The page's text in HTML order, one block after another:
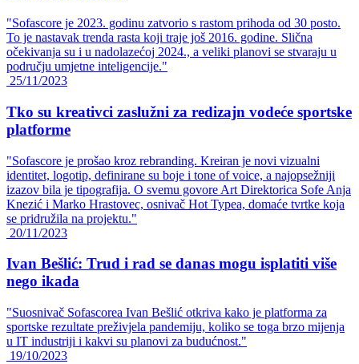
"Sofascore je 2023. godinu zatvorio s rastom prihoda od 30 posto.
To je nastavak trenda rasta koji traje još 2016. godine. Slična
očekivanja su i u nadolazećoj 2024., a veliki planovi se stvaraju u
području umjetne inteligencije."
25/11/2023
Tko su kreativci zaslužni za redizajn vodeće sportske
platforme
"Sofascore je prošao kroz rebranding. Kreiran je novi vizualni
identitet, logotip, definirane su boje i tone of voice, a najopsežniji
izazov bila je tipografija. O svemu govore Art Direktorica Sofe Anja
Knezić i Marko Hrastovec, osnivač Hot Typea, domaće tvrtke koja
se pridružila na projektu."
20/11/2023
Ivan Bešlić: Trud i rad se danas mogu isplatiti više
nego ikada
"Suosnivač Sofascorea Ivan Bešlić otkriva kako je platforma za
sportske rezultate preživjela pandemiju, koliko se toga brzo mijenja
u IT industriji i kakvi su planovi za budućnost."
19/10/2023